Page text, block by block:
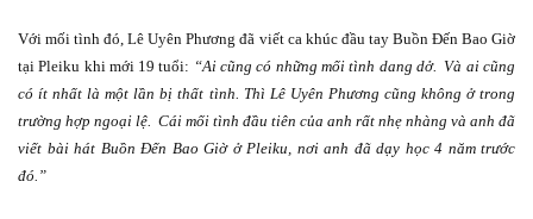
Với mối tình đó, Lê Uyên Phương đã viết ca khúc đầu tay Buồn Đến Bao Giờ
tại Pleiku khi mới 19 tuổi: “Ai cũng có những mối tình dang dở. Và ai cũng
có ít nhất là một lần bị thất tình. Thì Lê Uyên Phương cũng không ở trong
trường hợp ngoại lệ. Cái mối tình đầu tiên của anh rất nhẹ nhàng và anh đã
viết bài hát Buồn Đến Bao Giờ ở Pleiku, nơi anh đã dạy học 4 năm trước
đó.”